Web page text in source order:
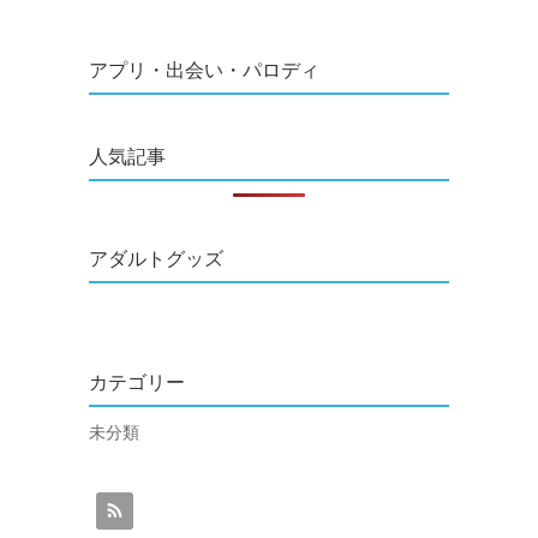
アプリ・出会い・パロディ
人気記事
アダルトグッズ
カテゴリー
未分類